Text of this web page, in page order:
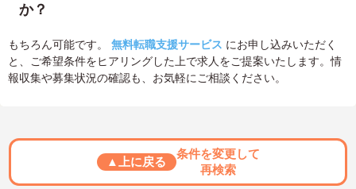
か？
もちろん可能です。 無料転職支援サービス にお申し込みいただく
と、ご希望条件をヒアリングした上で求人をご提案いたします。情
報収集や募集状況の確認も、お気軽にご相談ください。
▲上に戻る
条件を変更して
再検索